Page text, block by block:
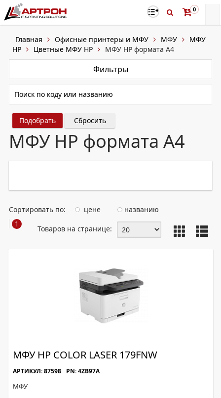
0
Главная Офисные принтеры и МФУ МФУ
МФУ
HP
Цветные МФУ HP МФУ HP формата А4
Фильтры
Сбросить
МФУ HP формата А4
Сортировать по: цене
названию
1
Товаров на странице:
МФУ HP COLOR LASER 179FNW
АРТИКУЛ: 87598 PN: 4ZB97A
МФУ